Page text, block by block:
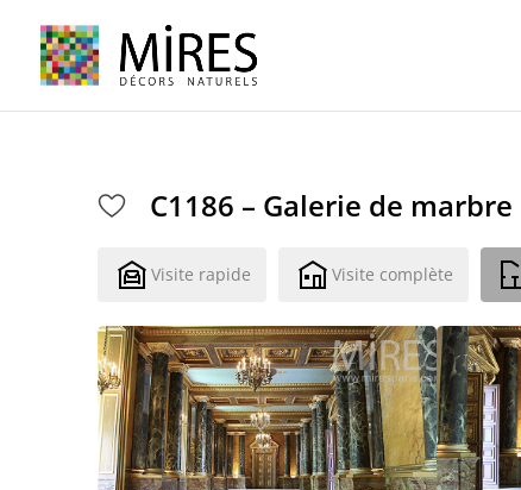
C1186 – Galerie de marbre
Visite rapide Visite complète